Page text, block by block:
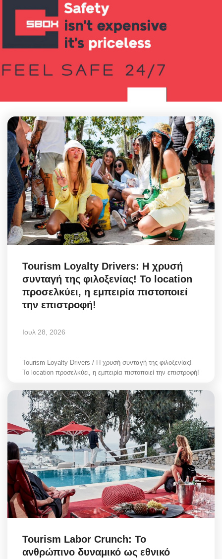
Tourism Loyalty Drivers: Η χρυσή
συνταγή της φιλοξενίας! Το location
προσελκύει, η εμπειρία πιστοποιεί
την επιστροφή!
Ιουλ 28, 2026
Tourism Loyalty Drivers / Η χρυσή συνταγή της φιλοξενίας!
Το location προσελκύει, η εμπειρία πιστοποιεί την επιστροφή!
Tourism Labor Crunch: Το
ανθρώπινο δυναμικό ως εθνικό